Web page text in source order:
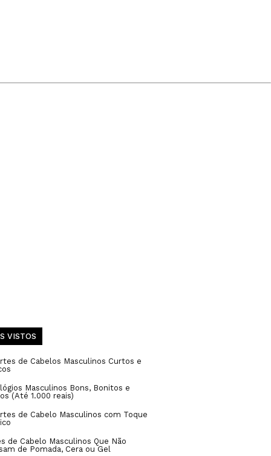
VISTOS
de Cabelos Masculinos Curtos e
Masculinos Bons, Bonitos e
(Até 1.000 reais)
de Cabelo Masculinos com Toque
de Cabelo Masculinos Que Não
de Pomada, Cera ou Gel